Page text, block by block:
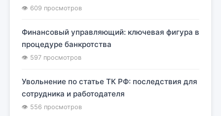
👁 609 просмотров
Финансовый управляющий: ключевая фигура в
процедуре банкротства
👁 597 просмотров
Увольнение по статье ТК РФ: последствия для
сотрудника и работодателя
👁 556 просмотров